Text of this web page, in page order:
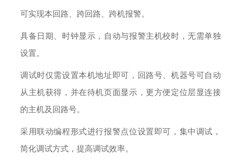
可实现本回路、跨回路、跨机报警。
具备日期、时钟显示，自动与报警主机校时，无需单独
设置。
调试时仅需设置本机地址即可，回路号、机器号可自动
从主机获得，并在待机页面显示，更方便定位层显连接
的主机及回路号。
采用联动编程形式进行报警点位设置即可，集中调试，
简化调试方式，提高调试效率。